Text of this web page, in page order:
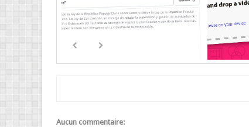
Aucun commentaire: